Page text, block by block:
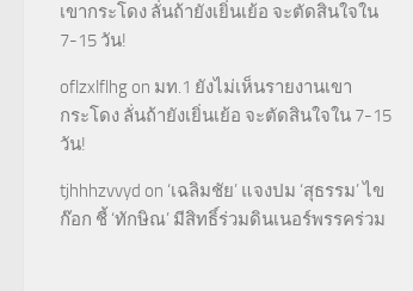
เขากระโดง ลั่นถ้ายังเยิ่นเย้อ จะตัดสินใจใน
7-15 วัน!
oflzxlflhg on มท.1 ยังไม่เห็นรายงานเขา
กระโดง ลั่นถ้ายังเยิ่นเย้อ จะตัดสินใจใน 7-15
วัน!
tjhhhzvvyd on ‘เฉลิมชัย’ แจงปม ‘สุธรรม’ ไข
ก๊อก ชี้ ‘ทักษิณ’ มีสิทธิ์ร่วมดินเนอร์พรรคร่วม